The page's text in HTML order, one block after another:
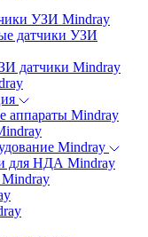
УЗИ Mindray
датчики УЗИ
датчики Mindray
аппараты Mindray
Mindray
для НДА Mindray